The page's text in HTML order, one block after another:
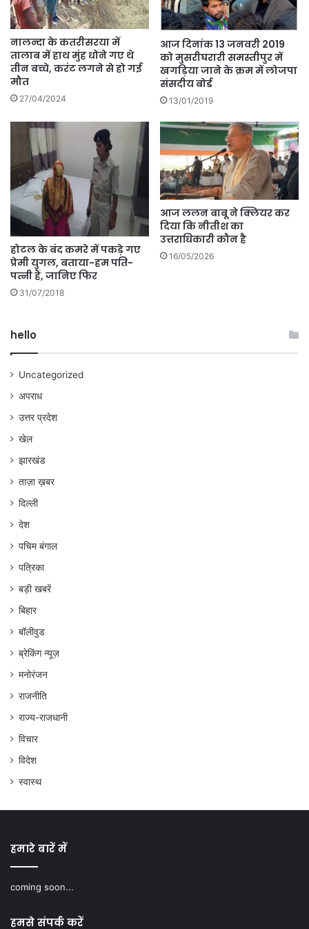
नालन्दा के कतरीसरया में
तालाब में हाथ मुंह धोने गए थे
तीन बच्चे, करंट लगने से हो गई
मौत
27/04/2024
आज दिनांक 13 जनवरी 2019
को मुसरीघरारी समस्तीपुर में
खगड़िया जाने के क्रम में लोजपा
संसदीय बोर्ड
13/01/2019
होटल के बंद कमरे में पकड़े गए
प्रेमी युगल, बताया-हम पति-
पत्नी हैं, जानिए फिर
31/07/2018
आज ललन बाबू ने क्लियर कर
दिया कि नीतीश का
उत्तराधिकारी कौन है
16/05/2026
hello
Uncategorized
अपराध
उत्तर प्रदेश
खेल
झारखंड
ताज़ा ख़बर
दिल्ली
देश
पचिम बंगाल
पत्रिका
बड़ी खबरें
बिहार
बॉलीवुड
ब्रेकिंग न्यूज़
मनोरंजन
राजनीति
राज्य-राजधानी
विचार
विदेश
स्वास्थ
हमारे बारें में
coming soon...
हमसे संपर्क करें